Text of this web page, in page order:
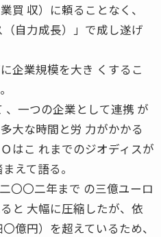
買 収）に頼ることなく、
（自力成長）」で成し遂げ
企業規模を大き くするこ
、一つの企業として連携 が
大な時間と労 力がかかる
はこ れまでのジオディスが
えて語る。
〇〇二年まで の三億ユーロ
と 大幅に圧縮したが、依
億円）を超えているため、